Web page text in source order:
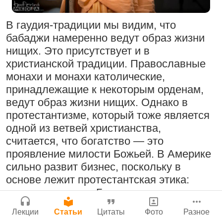
Поклоняться Бхактивиноду Тхакуру,
исполняя его бхаджаны
1:14:02 |12 сентября
2008|Бойсе, Айдахо, США
Радхарани — глава департамента
служений
1:05:35
Орегон, США
Деятельность на благо всех живых
существ
33:28 |30 ноября 2019|
В гаудия-традиции мы видим, что
бабаджи намеренно ведут образ жизни
нищих. Это присутствует и в
христианской традиции. Православные
монахи и монахи католические,
принадлежащие к некоторым орденам,
ведут образ жизни нищих. Однако в
протестантизме, который тоже является
одной из ветвей христианства,
считается, что богатство — это
проявление милости Божьей. В Америке
сильно развит бизнес, поскольку в
основе лежит протестантская этика:
тяжело трудись и Господь вознаградит
тебя.
Нектар имени Кришны
24 июля 2026
Подрыватели доверия к себе
22 июля 2026
Милость Кришны, проявляющаяся в
Джанмаштами в Тбилиси 2025
Сайт
Войти| Регистрация |История версий
Инструкция
Лекции Статьи Цитаты Фото Разное